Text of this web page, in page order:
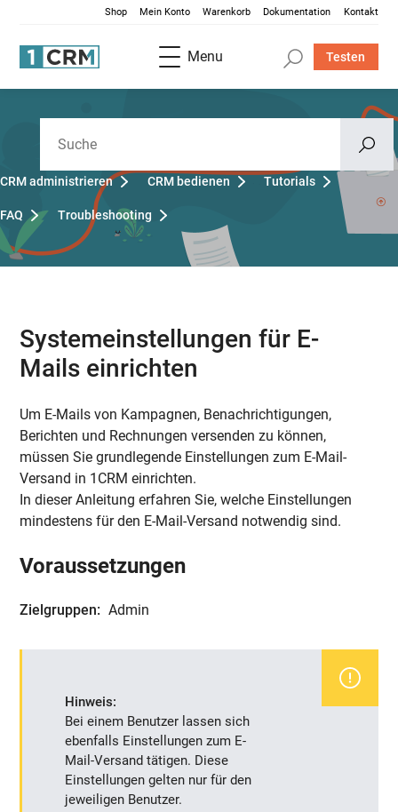
Shop Mein Konto Warenkorb Dokumentation Kontakt
Menu Testen
CRM administrieren CRM bedienen Tutorials
FAQ Troubleshooting
Systemeinstellungen für E-
Mails einrichten
Um E-Mails von Kampagnen, Benachrichtigungen,
Berichten und Rechnungen versenden zu können,
müssen Sie grundlegende Einstellungen zum E-Mail-
Versand in 1CRM einrichten.
In dieser Anleitung erfahren Sie, welche Einstellungen
mindestens für den E-Mail-Versand notwendig sind.
Voraussetzungen
Zielgruppen: Admin
Hinweis:
Beieinem Benutzer lassen sich
ebenfalls Einstellungen zum E-
Mail-Versand tätigen. Diese
Einstellungen gelten nur für den
jeweiligen Benutzer.